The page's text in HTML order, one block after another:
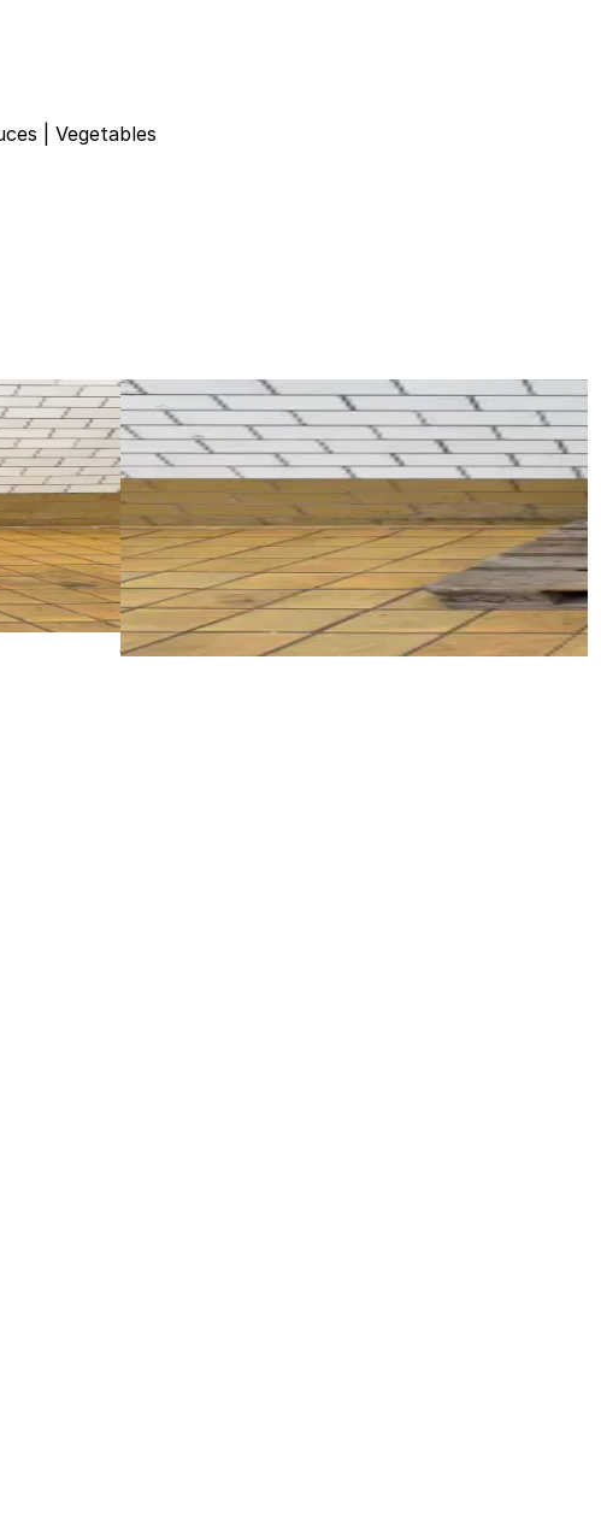
Vegetables
do 2 mbar.
Używane
VENTUR SC 40C 750T TP
ID NR
60 x 60 x 100 cm
Ventur SC 40C 750T TP Dmuchawa
przepływach. Medium przepływające przez
Szczegóły
Poproś o wycenę